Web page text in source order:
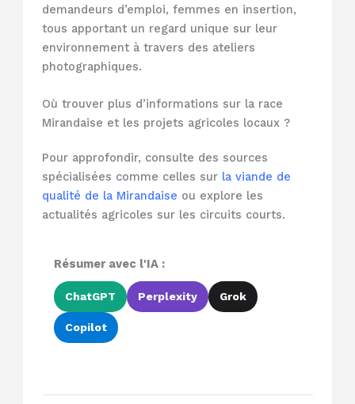
demandeurs d’emploi, femmes en insertion,
tous apportant un regard unique sur leur
environnement à travers des ateliers
photographiques.
Où trouver plus d’informations sur la race
Mirandaise et les projets agricoles locaux ?
Pour approfondir, consulte des sources
spécialisées comme celles sur la viande de
qualité de la Mirandaise ou explore les
actualités agricoles sur les circuits courts.
Résumer avec l'IA :
ChatGPT Perplexity Grok
Copilot